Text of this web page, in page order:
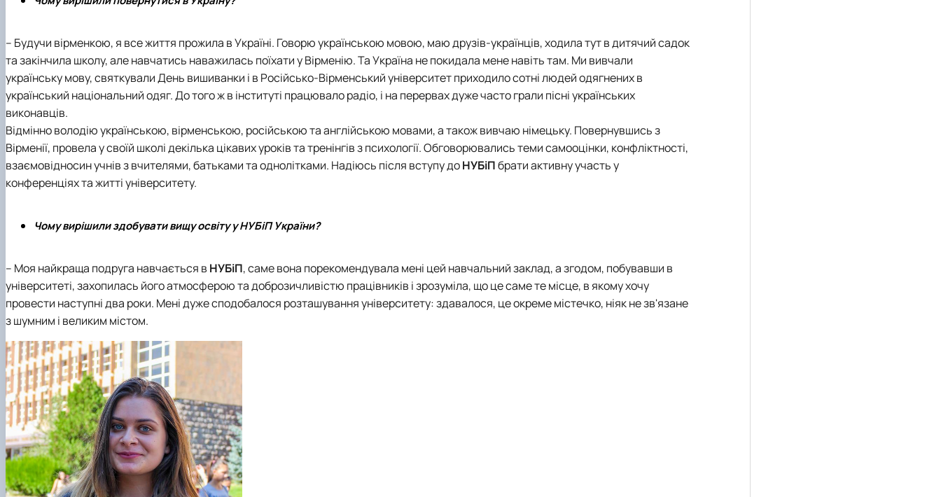
– Будучи вірменкою, я все життя прожила в Україні. Говорю українською мовою, маю друзів-українців, ходила тут в дитячий садок
та закінчила школу, але навчатись наважилась поїхати у Вірменію. Та Україна не покидала мене навіть там. Ми вивчали
українську мову, святкували День вишиванки і в Російсько-Вірменський університетприходило сотні людей одягнених в
український національний одяг. До того ж в інституті працювало радіо, і на перервах дуже часто грали пісні українських
виконавців.
Відмінно володію українською, вірменською, російською та англійською мовами, а також вивчаю німецьку. Повернувшись з
Вірменії, провела у своїй школі декілька цікавих уроків та тренінгів з психології. Обговорювались теми самооцінки, конфліктності,
взаємовідносин учнів з вчителями, батьками та однолітками. Надіюсь після вступу доНУБіПбрати активну участь у
конференціях та житті університету.
Чому вирішили здобувати вищу освіту у НУБіП України?
– Моя найкраща подруга навчається в НУБіП, саме вона порекомендувала мені цей навчальний заклад, а згодом, побувавши в
університеті, захопилась його атмосферою та доброзичливістю працівників і зрозуміла, що це саме те місце, в якому хочу
провести наступні два роки. Мені дуже сподобалося розташування університету: здавалося, це окреме містечко, ніяк не зв'язане
з шумним i великим містом.